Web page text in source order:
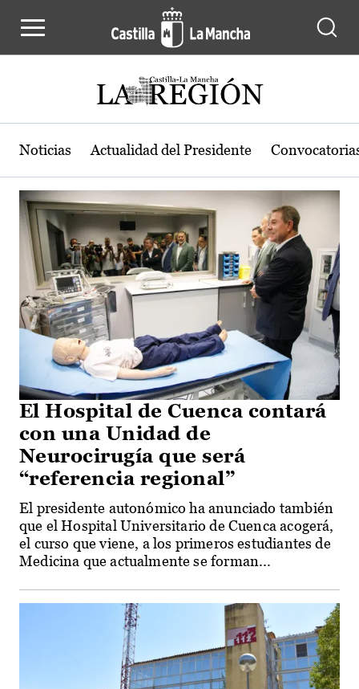
Actualidad de la región de Castilla-
Noticias Actualidad del Presidente
El Hospital de Cuenca contará
con una Unidad de
Neurocirugía que será
“referencia regional”
El presidente autonómico ha anunciado también
que el Hospital Universitario de Cuenca acogerá,
el curso que viene, a los primeros estudiantes de
Medicina que actualmente se forman...